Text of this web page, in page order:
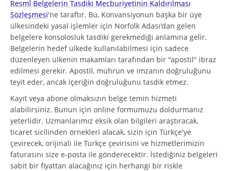
Resmî Belgelerin Tasdiki Mecburiyetinin Kaldırılması
Sözleşmesi'ne taraftır. Bu, Konvansiyonun başka bir üye
ülkesindeki yasal işlemler için Norfolk Adası'dan gelen
belgelere konsolosluk tasdiki gerekmediği anlamına gelir.
Belgelerin hedef ülkede kullanılabilmesi için sadece
düzenleyen ülkenin makamları tarafından bir "apostil" ibraz
edilmesi gerekir. Apostil, mührün ve imzanın doğruluğunu
teyit eder, ancak içeriğin doğruluğunu tasdik etmez.
Kayıt veya abone olmaksızın belge temin hizmeti
alabilirsiniz. Bunun için online formumuzu doldurmanız
yeterlidir. Uzmanlarımız eksik olan bilgileri araştıracak,
ticaret sicilinden örnekleri alacak, sizin için Türkçe'ye
çevirecek, orijinali ile Türkçe çevirisini ve hizmetlerimizin
faturasını size e-posta ile gönderecektir. İstediğiniz belgeleri
sabit bir fiyattan alacağınız için herhangi bir riskle